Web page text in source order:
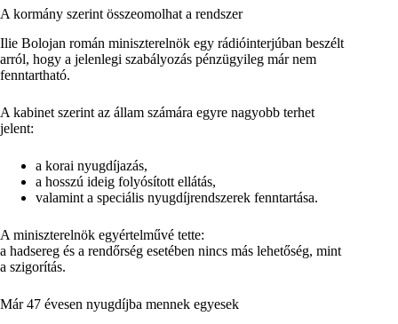
A kormány szerint összeomolhat a rendszer
Ilie Bolojan román miniszterelnök egy rádióinterjúban beszélt
arról, hogy a jelenlegi szabályozás pénzügyileg már nem
fenntartható.
A kabinet szerint az állam számára egyre nagyobb terhet
jelent:
a korai nyugdíjazás,
a hosszú ideig folyósított ellátás,
valamint a speciális nyugdíjrendszerek fenntartása.
A miniszterelnök egyértelművé tette:
a hadsereg és a rendőrség esetében nincs más lehetőség, mint
a szigorítás.
Már 47 évesen nyugdíjba mennek egyesek